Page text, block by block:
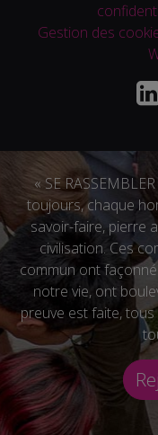
Gestion des
« SE
toujours, chaque
savoir-faire, pierre
civilisation. Ces
commun ont
notre vie, ont
preuve est faite,